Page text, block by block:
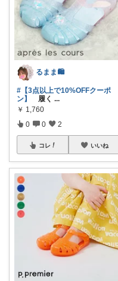
るまま🛍️
#【3点以上で10%OFFクーポ
ン】
履く ...
￥ 1,760
0 0 2
コレ いいね